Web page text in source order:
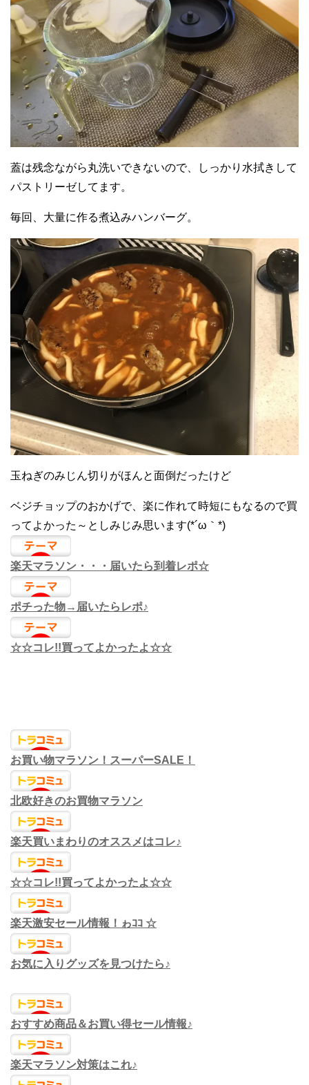
蓋は残念ながら丸洗いできないので、しっかり水拭きして
パストリーゼしてます。
毎回、大量に作る煮込みハンバーグ。
玉ねぎのみじん切りがほんと面倒だったけど
ベジチョップのおかげで、楽に作れて時短にもなるので買
ってよかった～としみじみ思います(*´ω｀*)
楽天マラソン・・・届いたら到着レポ☆
ポチった物→届いたらレポ♪
☆☆コレ!!買ってよかったよ☆☆
お買い物マラソン！スーパーSALE！
北欧好きのお買物マラソン
楽天買いまわりのオススメはコレ♪
☆☆コレ!!買ってよかったよ☆☆
楽天激安セール情報！ゎｺｺ ☆
お気に入りグッズを見つけたら♪
おすすめ商品＆お買い得セール情報♪
楽天マラソン対策はこれ♪